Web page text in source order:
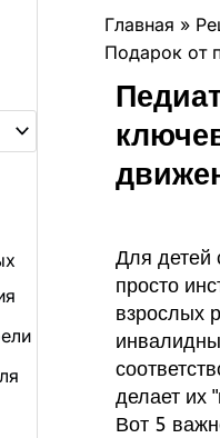
Главная
Подарок от
Для детей
просто
взрослых
делает их
Вот 5